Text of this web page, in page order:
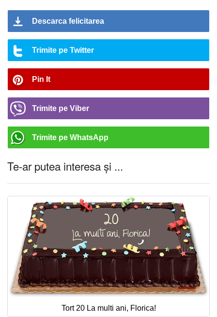
Descarca felicitarea
Trimite pe Twitter
Pin It
Trimite pe Viber
Trimite pe WhatsApp
Te-ar putea interesa și ...
Tort 20 La multi ani, Florica!